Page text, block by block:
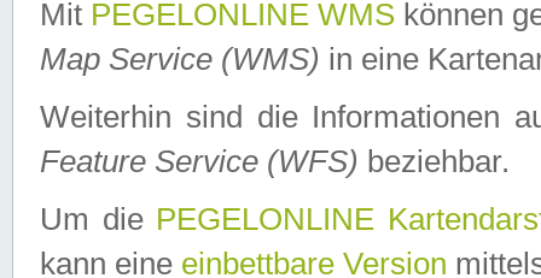
Mit PEGELONLINE WMS können
Map Service (WMS) in eine
Weiterhin sind die Informationen
Feature Service (WFS) beziehbar.
Um die PEGELONLINE
kann eine einbettbare Version